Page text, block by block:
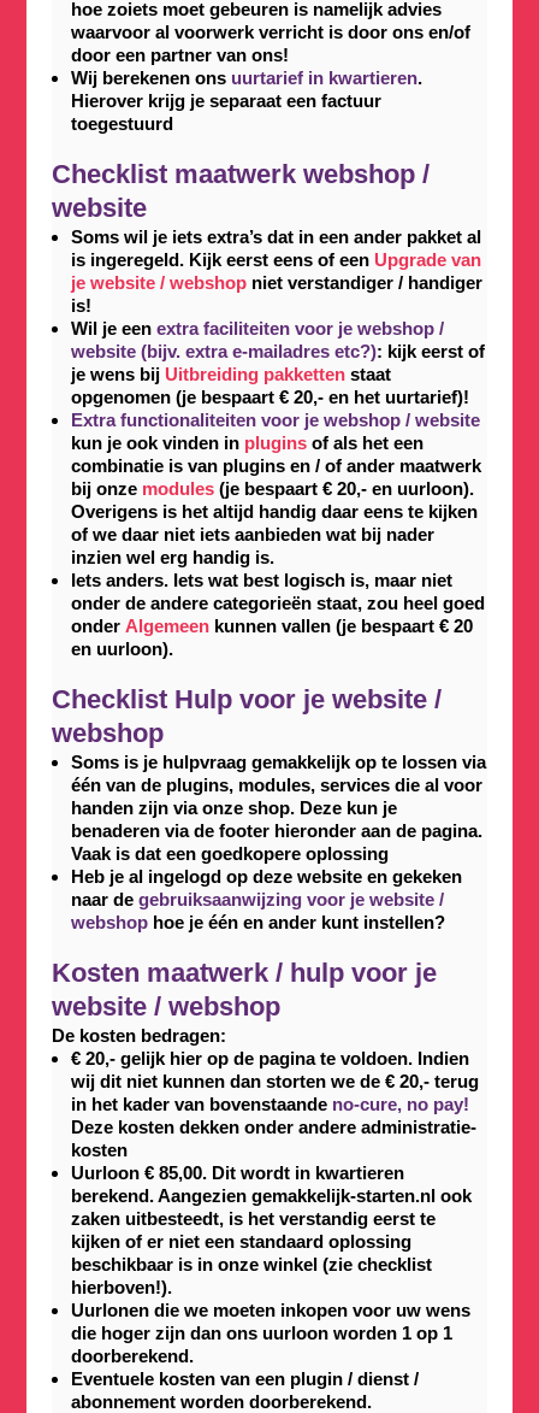
hoe zoiets moet gebeuren is namelijk advies
waarvoor al voorwerk verricht is door ons en/of
door een partner van ons!
Wij berekenen ons uurtarief in kwartieren.
Hierover krijg je separaat een factuur
toegestuurd
Checklist maatwerk webshop /
website
Soms wil je iets extra’s dat in een ander pakket al
is ingeregeld. Kijk eerst eens of een Upgrade van
je website / webshopniet verstandiger / handiger
is!
Wil je een extra faciliteiten voor je webshop /
website (bijv. extra e-mailadres etc?): kijk eerst of
je wens bijUitbreiding pakkettenstaat
opgenomen (je bespaart € 20,- en het uurtarief)!
Extra functionaliteiten voor je webshop / website
kun je ook vinden in pluginsof als het een
combinatie is van plugins en / of ander maatwerk
bij onze modules(je bespaart € 20,- en uurloon).
Overigens is het altijd handig daar eens te kijken
of we daar niet iets aanbieden wat bij nader
inzien wel erg handig is.
Iets anders. Iets wat best logisch is, maar niet
onder de andere categorieën staat, zou heel goed
onder Algemeenkunnen vallen (je bespaart € 20
en uurloon).
Checklist Hulp voor je website /
webshop
Soms is je hulpvraag gemakkelijk op te lossen via
één van de plugins, modules, services die al voor
handen zijn via onze shop. Deze kun je
benaderen via de footer hieronder aan de pagina.
Vaak is dat een goedkopere oplossing
Heb je al ingelogd op deze website en gekeken
naar de gebruiksaanwijzing voor je website /
webshophoe je één en ander kunt instellen?
Kosten maatwerk / hulp voor je
website / webshop
De kosten bedragen:
€ 20,- gelijk hier op de pagina te voldoen. Indien
wij dit niet kunnen dan storten we de € 20,- terug
in het kader van bovenstaande no-cure, no pay!
Deze kosten dekken onder andere administratie-
kosten
Uurloon € 85,00. Dit wordt in kwartieren
berekend. Aangezien gemakkelijk-starten.nl ook
zaken uitbesteedt, is het verstandig eerst te
kijken of er niet een standaard oplossing
beschikbaar is in onze winkel (zie checklist
hierboven!).
Uurlonen die we moeten inkopen voor uw wens
die hoger zijn dan ons uurloon worden 1 op 1
doorberekend.
Eventuele kosten van een plugin / dienst /
abonnement worden doorberekend.